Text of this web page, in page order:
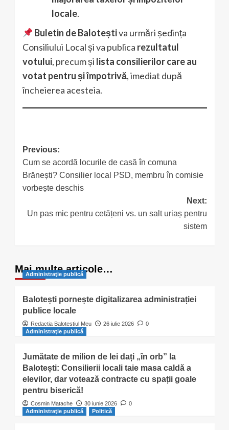
locale.
Buletin de Baloteștiva urmări ședința
Consiliului Local și va publica rezultatul
votului, precum și lista consilierilor care au
votat pentru și împotrivă, imediat după
încheierea acesteia.
Post
navigation
Previous:
Cum se acordă locurile de casă în comuna
Brănești? Consilier local PSD, membru în comisie
vorbește deschis
Next:
Un pas mic pentru cetățeni vs. un salt uriaș pentru
sistem
Mai multe articole…
Administraţie publică
Balotești pornește digitalizarea administrației
publice locale
Redactia Balotestiul Meu 26 iulie 2026
0
Administraţie publică
Jumătate de milion de lei dați „în orb” la
Balotești: Consilierii locali taie masa caldă a
elevilor, dar votează contracte cu spații goale
pentru biserică!
Cosmin Matache 30 iunie 2026
0
Administraţie publică
Politică